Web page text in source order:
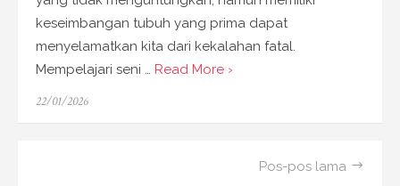
keseimbangan tubuh yang prima dapat
menyelamatkan kita dari kekalahan fatal.
Mempelajari seni … Read More ›
Posted
22/01/2026
Pos-pos lama